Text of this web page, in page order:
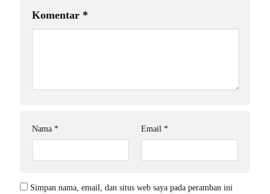
Komentar *
Nama * Email *
Simpan nama, email, dan situs web saya pada peramban ini